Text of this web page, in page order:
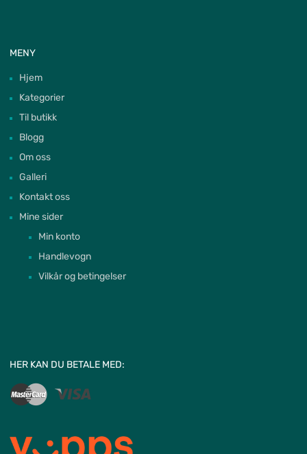
MENY
Hjem
Kategorier
Til butikk
Blogg
Om oss
Galleri
Kontakt oss
Mine sider
Min konto
Handlevogn
Vilkår og betingelser
HER KAN DU BETALE MED: